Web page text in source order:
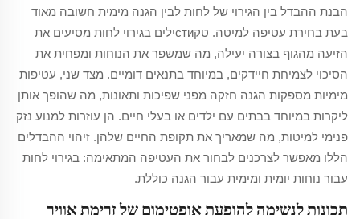
הבנת ההבדל בין הגירוי של לחות לבין הגנה מימית חשובה מאוד
בעת בחירת עטיפה למיטה. טקстиילים בגירוי לחות מסיעים את
הזיעה מהגוף בצורה יעילה, מה שמשפר את הנוחות ומפחית את
הסיכוי לצמיחת חיידקים, במיוחד בתנאים דומיים. מצד שני, עטיפות
מימיות מספקות הגנה חזקה מפני שפיכות ותאונות, מה שהופך אותן
ליקרות במיוחד בבתים עם ילדים או בעלי חיים. הן עוזרות למנוע נזק
פנימי למיטות, מה שמאריך את תקופת החיים שלהן. זיהוי ההבדלים
הללו מאפשר לצרכנים לבחור את העטיפה המתאימה: בגירוי לחות
עבור נוחות יומית ומימית עבור הגנה כוללת.
תכונות לנשימה להופעת אופטימום של זרימת אוויר